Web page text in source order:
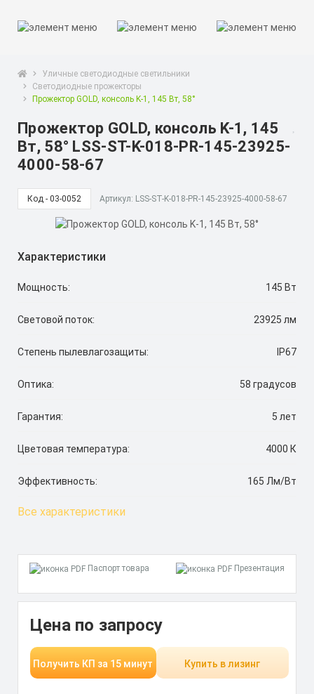
Уличные светодиодные светильники
Светодиодные прожекторы
Прожектор GOLD, консоль K-1, 145 Вт, 58°
Прожектор GOLD, консоль K-1, 145
Вт, 58° LSS-ST-K-018-PR-145-23925-
4000-58-67
Код - 03-0052 Артикул: LSS-ST-K-018-PR-145-23925-4000-58-67
Характеристики
Мощность: 145 Вт
Световой поток: 23925 лм
Степень пылевлагозащиты: IP67
Оптика: 58 градусов
Гарантия: 5 лет
Цветовая температура: 4000 К
Эффективность: 165 Лм/Вт
Все характеристики
Паспорт товара Презентация
Цена по запросу
Получить КП за 15 минут Купить в лизинг